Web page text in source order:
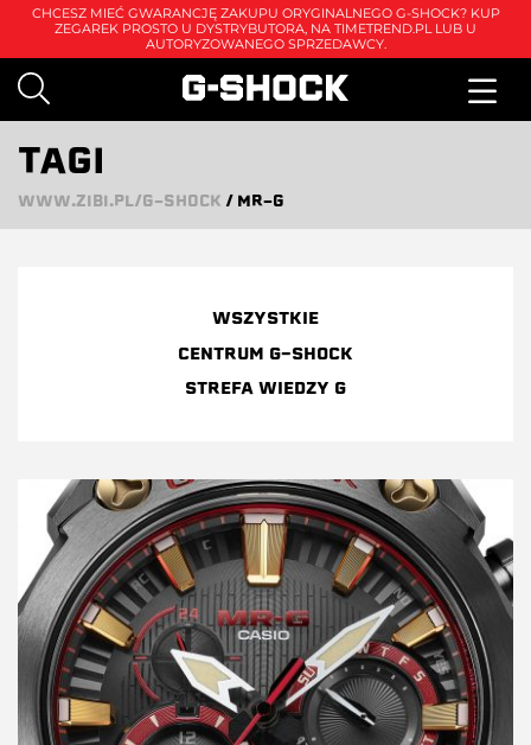
CHCESZ MIEĆ GWARANCJĘ ZAKUPU ORYGINALNEGO G-SHOCK? KUP
ZEGAREK PROSTO U DYSTRYBUTORA, NA TIMETREND.PL LUB U
AUTORYZOWANEGO SPRZEDAWCY.
TAGI
WWW.ZIBI.PL/G-SHOCK / MR-G
WSZYSTKIE
CENTRUM G-SHOCK
STREFA WIEDZY G